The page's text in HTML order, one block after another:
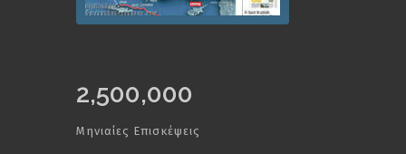
2,500,000
Μηνιαίες Επισκέψεις